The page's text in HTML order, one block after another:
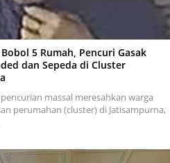
5 Rumah, Pencuri Gasak
dan Sepeda di Cluster
massal meresahkan warga
perumahan (cluster) di Jatisampurna,